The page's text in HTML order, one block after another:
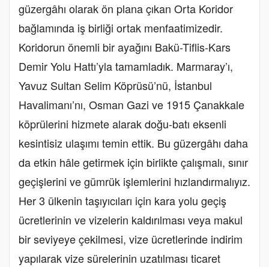
güzergâhı olarak ön plana çıkan Orta Koridor
bağlamında iş birliği ortak menfaatimizedir.
Koridorun önemli bir ayağını Bakü-Tiflis-Kars
Demir Yolu Hattı’yla tamamladık. Marmaray’ı,
Yavuz Sultan Selim Köprüsü’nü, İstanbul
Havalimanı’nı, Osman Gazi ve 1915 Çanakkale
köprülerini hizmete alarak doğu-batı eksenli
kesintisiz ulaşımı temin ettik. Bu güzergâhı daha
da etkin hâle getirmek için birlikte çalışmalı, sınır
geçişlerini ve gümrük işlemlerini hızlandırmalıyız.
Her 3 ülkenin taşıyıcıları için kara yolu geçiş
ücretlerinin ve vizelerin kaldırılması veya makul
bir seviyeye çekilmesi, vize ücretlerinde indirim
yapılarak vize sürelerinin uzatılması ticaret